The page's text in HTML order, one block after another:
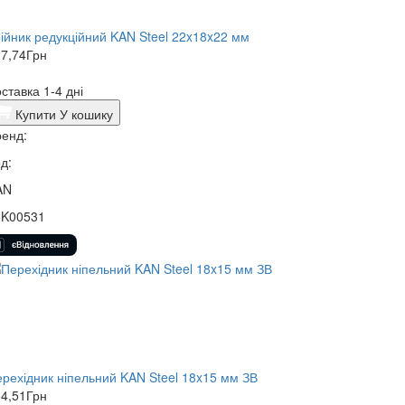
редукційний KAN Steel 22x18x22 мм
Грн
1-4 дні
Купити У кошику
ніпельний KAN Steel 18x15 мм ЗВ
Грн